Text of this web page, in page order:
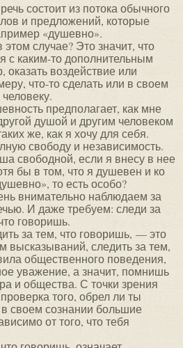
состоит из потока обычного
и предложений, которые
«душевно».
случае? Это значит, что
с каким-то дополнительным
воздействие или
что-то сделать или в своем
предполагает, как мне
душой и другим человеком
же, как я хочу для себя.
свободу и независимость.
свободной, если я внесу в нее
бы в том, что я душевен и ко
то есть особо?
внимательно наблюдаем за
И даже требуем: следи за
говоришь.
за тем, что говоришь, — это
высказываний, следить за тем,
общественного поведения,
уважение, а значит, помнишь
и общества. С точки зрения
того, обрел ли ты
в своем сознании большие
от того, что тебя